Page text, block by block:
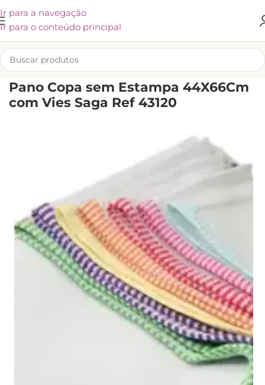
Ir para a navegação
Ir para o conteúdo principal
INÍCIO/KLIVEX
Pano Copa sem Estampa 44X66Cm
com Vies Saga Ref 43120